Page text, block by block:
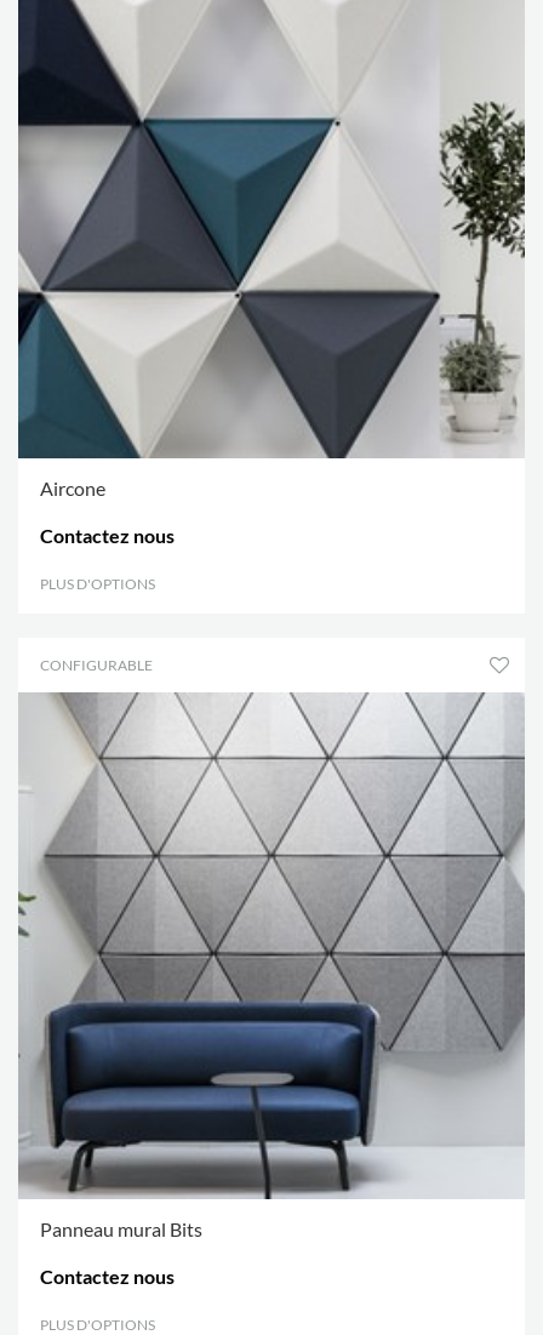
Aircone
Contactez nous
PLUS D'OPTIONS
CONFIGURABLE
Panneau mural Bits
Contactez nous
PLUS D'OPTIONS